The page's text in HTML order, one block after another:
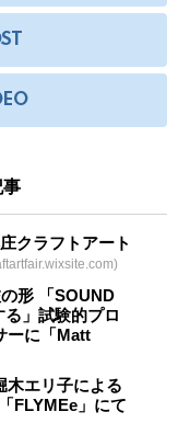
事
クラフトアート
形 「SOUND
」試験的プロ
ーに「Matt
木エリ子による
FLYMEe」にて